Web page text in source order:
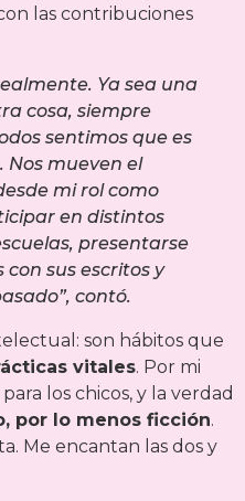
las contribuciones
Ya sea una
cosa, siempre
sentimos que es
mueven el
mi rol como
en distintos
presentarse
sus escritos y
contó.
son hábitos que
vitales. Por mi
los chicos, y la verdad
por lo menos ficción.
Me encantan las dos y